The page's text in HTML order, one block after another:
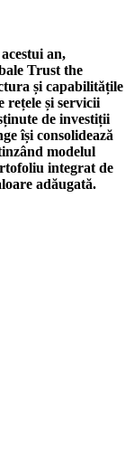
an,
Trust the
și capabilitățile
rețele și servicii
de investiții
își consolidează
modelul
integrat de
adăugată.